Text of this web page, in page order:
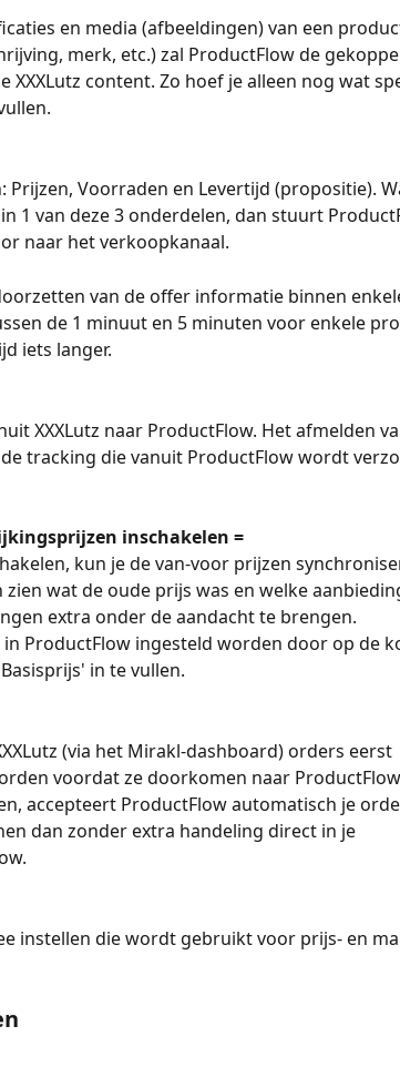
en media (afbeeldingen) van een
merk, etc.) zal ProductFlow de
XXXLutz content. Zo hoef je alleen nog wat
Prijzen, Voorraden en Levertijd (propositie).
1 van deze 3 onderdelen, dan stuurt
naar het verkoopkanaal.
van de offer informatie binnen
de 1 minuut en 5 minuten voor enkele
iets langer.
XXXLutz naar ProductFlow. Het afmelden
tracking die vanuit ProductFlow wordt
inschakelen =
kun je de van-voor prijzen
zien wat de oude prijs was en welke
extra onder de aandacht te brengen.
ProductFlow ingesteld worden door op de
in te vullen.
(via het Mirakl-dashboard) orders eerst
voordat ze doorkomen naar
accepteert ProductFlow automatisch je
dan zonder extra handeling direct in je
instellen die wordt gebruikt voor prijs- en